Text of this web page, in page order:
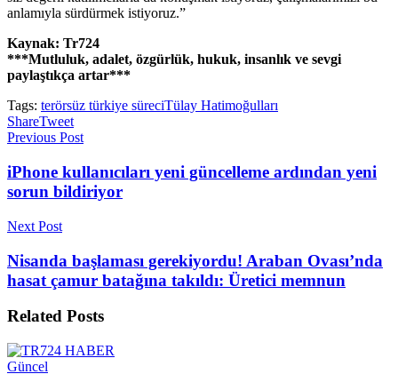
anlamıyla sürdürmek istiyoruz.”
Kaynak: Tr724
***Mutluluk, adalet, özgürlük, hukuk, insanlık ve sevgi
paylaştıkça artar***
Tags: terörsüz türkiye süreciTülay Hatimoğulları
ShareTweet
Previous Post
iPhone kullanıcıları yeni güncelleme ardından yeni
sorun bildiriyor
Next Post
Nisanda başlaması gerekiyordu! Araban Ovası’nda
hasat çamur batağına takıldı: Üretici memnun
Related Posts
Güncel